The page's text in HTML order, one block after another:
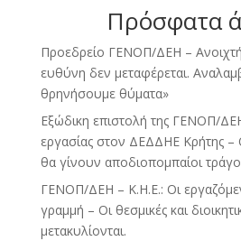
Πρόσφατα
Προεδρείο ΓΕΝΟΠ/ΔΕΗ –
ευθύνη δεν μεταφέρεται.
θρηνήσουμε θύματα»
Εξώδικη επιστολή της ΓΕΝΟΠ/
εργασίας στον ΔΕΔΔΗΕ Κρήτης –
θα γίνουν αποδιοπομπαίοι
ΓΕΝΟΠ/ΔΕΗ – Κ.Η.Ε.: Οι
γραμμή – Οι θεσμικές και
μετακυλίονται.